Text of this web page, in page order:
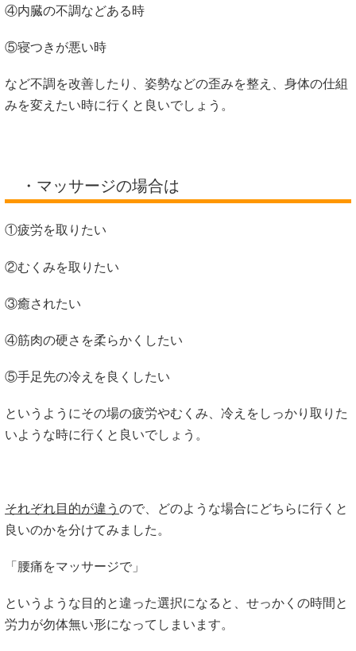
④内臓の不調などある時
⑤寝つきが悪い時
など不調を改善したり、姿勢などの歪みを整え、身体の仕組
みを変えたい時に行くと良いでしょう。
・マッサージの場合は
①疲労を取りたい
②むくみを取りたい
③癒されたい
④筋肉の硬さを柔らかくしたい
⑤手足先の冷えを良くしたい
というようにその場の疲労やむくみ、冷えをしっかり取りた
いような時に行くと良いでしょう。
それぞれ目的が違う ので、どのような場合にどちらに行くと
良いのかを分けてみました。
「腰痛をマッサージで」
というような目的と違った選択になると、せっかくの時間と
労力が勿体無い形になってしまいます。